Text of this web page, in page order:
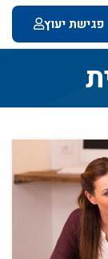
פגישת יעוץ